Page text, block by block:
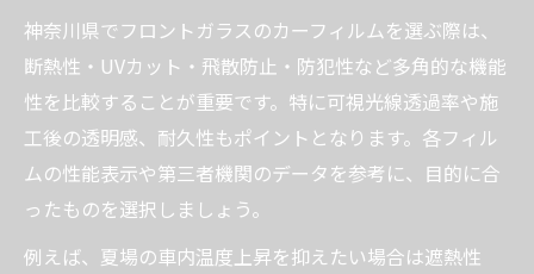
神奈川県でフロントガラスのカーフィルムを選ぶ際は、
断熱性・UVカット・飛散防止・防犯性など多角的な機能
性を比較することが重要です。特に可視光線透過率や施
工後の透明感、耐久性もポイントとなります。各フィル
ムの性能表示や第三者機関のデータを参考に、目的に合
ったものを選択しましょう。
例えば、夏場の車内温度上昇を抑えたい場合は遮熱性